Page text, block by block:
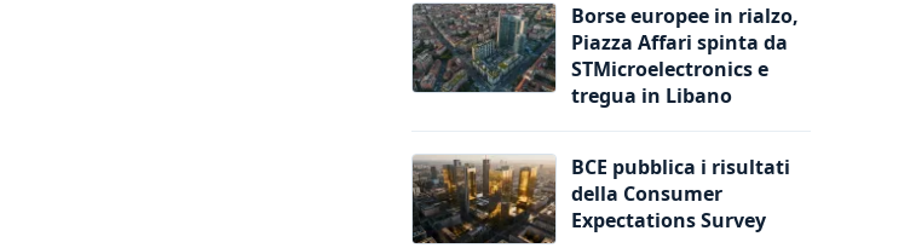
Borse europee in rialzo,
Piazza Affari spinta da
STMicroelectronics e
tregua in Libano
BCE pubblica i risultati
della Consumer
Expectations Survey